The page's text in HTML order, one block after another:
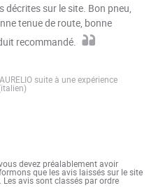
sur le site. Bon pneu,
tenue de route, bonne
recommandé.
suite à une expérience
devez préalablement avoir
que les avis laissés sur le site
. Les avis sont classés par ordre